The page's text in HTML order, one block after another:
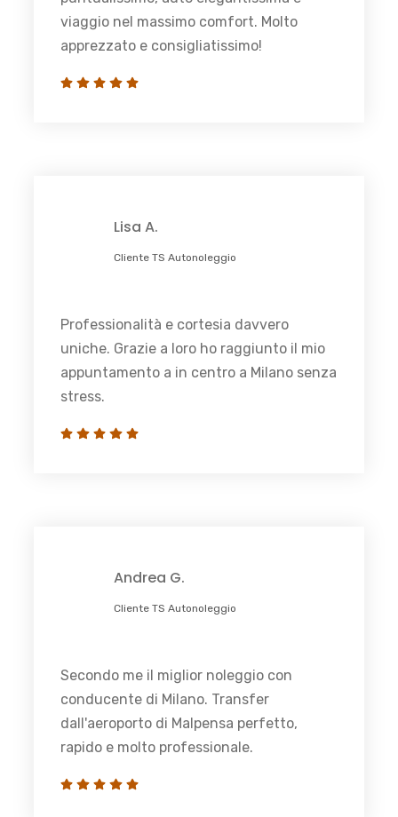
viaggio nel massimo comfort. Molto
apprezzato e consigliatissimo!
Lisa A.
Cliente TS Autonoleggio
Professionalità e cortesia davvero
uniche. Grazie a loro ho raggiunto il mio
appuntamento a in centro a Milano senza
stress.
Andrea G.
Cliente TS Autonoleggio
Secondo me il miglior noleggio con
conducente di Milano. Transfer
dall'aeroporto di Malpensa perfetto,
rapido e molto professionale.